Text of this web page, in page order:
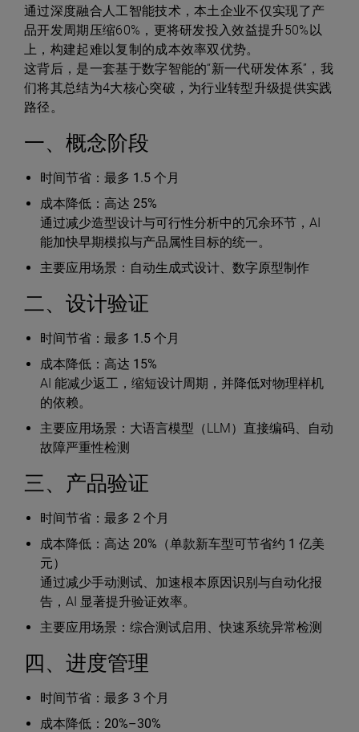
通过深度融合人工智能技术，本土企业不仅实现了产
品开发周期压缩60%，更将研发投入效益提升50%以
上，构建起难以复制的成本效率双优势。
这背后，是一套基于数字智能的“新一代研发体系”，我
们将其总结为4大核心突破，为行业转型升级提供实践
路径。
一、概念阶段
时间节省 ：最多 1.5 个月
成本降低 ：高达 25%
通过减少造型设计与可行性分析中的冗余环节，AI
能加快早期模拟与产品属性目标的统一。
主要应用场景 ：自动生成式设计、数字原型制作
二、设计验证
时间节省 ：最多 1.5 个月
成本降低 ：高达 15%
AI 能减少返工，缩短设计周期，并降低对物理样机
的依赖。
主要应用场景 ：大语言模型（LLM）直接编码、自动
故障严重性检测
三、产品验证
时间节省 ：最多 2 个月
成本降低 ：高达 20% （单款新车型可节省约 1 亿美
元）
通过减少手动测试、加速根本原因识别与自动化报
告，AI 显著提升验证效率。
主要应用场景 ：综合测试启用、快速系统异常检测
四、进度管理
时间节省 ：最多 3 个月
成本降低 ： 20%–30%